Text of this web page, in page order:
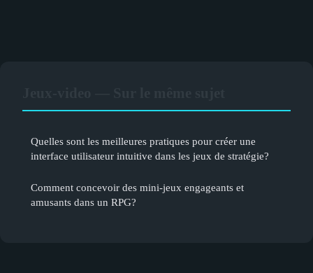
Quelles sont les meilleures pratiques pour créer une
interface utilisateur intuitive dans les jeux de stratégie?
Comment concevoir des mini-jeux engageants et
amusants dans un RPG?